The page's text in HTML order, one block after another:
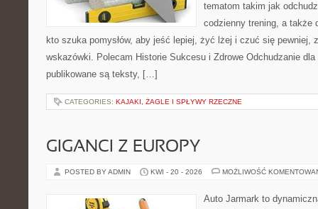
tematom takim jak
codzienny trening, a także
kto szuka pomysłów, aby jeść lepiej, żyć lżej i czuć się pewniej,
wskazówki. Polecam Historie Sukcesu i Zdrowe Odchudzanie
publikowane są teksty, […]
CATEGORIES: KAJAKI, ŻAGLE I SPŁYWY RZECZNE
GIGANCI Z EUROPY
POSTED BY ADMIN KWI - 20 - 2026 MOŻLIWOŚĆ
Auto Jarmark to